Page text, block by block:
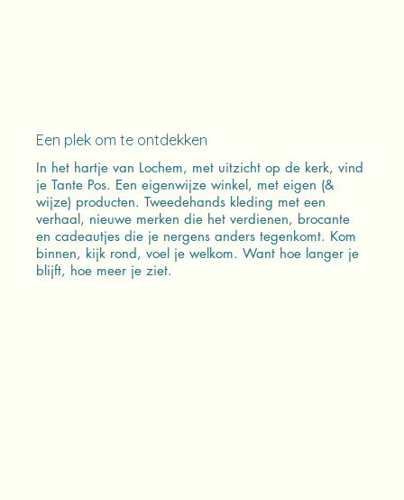
Een plek om te ontdekken
In het hartje van Lochem, met uitzicht op de kerk, vind
je Tante Pos. Een eigenwijze winkel, met eigen (&
wijze) producten. Tweedehands kleding met een
verhaal, nieuwe merken die het verdienen, brocante
en cadeautjes die je nergens anders tegenkomt. Kom
binnen, kijk rond, voel je welkom. Want hoe langer je
blijft, hoe meer je ziet.